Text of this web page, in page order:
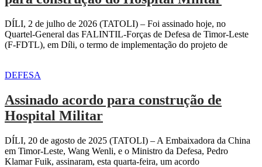
DÍLI, 2 de julho de 2026 (TATOLI) – Foi assinado hoje, no
Quartel-General das FALINTIL-Forças de Defesa de Timor-Leste
(F-FDTL), em Díli, o termo de implementação do projeto de
DEFESA
Assinado acordo para construção de
Hospital Militar
DÍLI, 20 de agosto de 2025 (TATOLI) – A Embaixadora da China
em Timor-Leste, Wang Wenli, e o Ministro da Defesa, Pedro
Klamar Fuik, assinaram, esta quarta-feira, um acordo